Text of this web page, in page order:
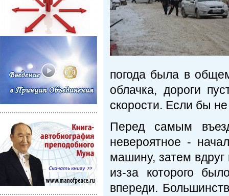
погода была в
облачка, дороги
скорости. Если бы
Перед самым
невероятное -
машину, затем
из-за которого
впереди.